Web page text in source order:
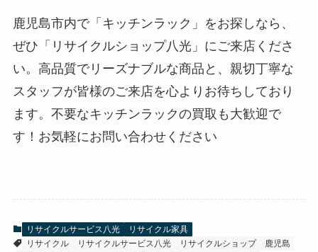
鹿児島市内で「キッチンラック」をお探しなら、
ぜひ「リサイクルショップ八光」にご来店くださ
い。高品質でリーズナブルな商品と、親切丁寧な
スタッフが皆様のご来店を心よりお待ちしており
ます。不要なキッチンラックの買取も大歓迎で
す！お気軽にお問い合わせください
リサイクルサービス八光
リサイクル家具
リサイクル
リサイクルサービス八光 リサイクルショップ
鹿児島